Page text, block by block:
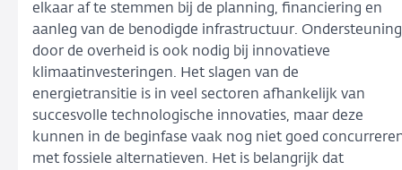
elkaar af te stemmen bij de planning, financiering en
aanleg van de benodigde infrastructuur. Ondersteuning
door de overheid is ook nodig bij innovatieve
klimaatinvesteringen. Het slagen van de
energietransitie is in veel sectoren afhankelijk van
succesvolle technologische innovaties, maar deze
kunnen in de beginfase vaak nog niet goed
met fossiele alternatieven. Het is belangrijk dat